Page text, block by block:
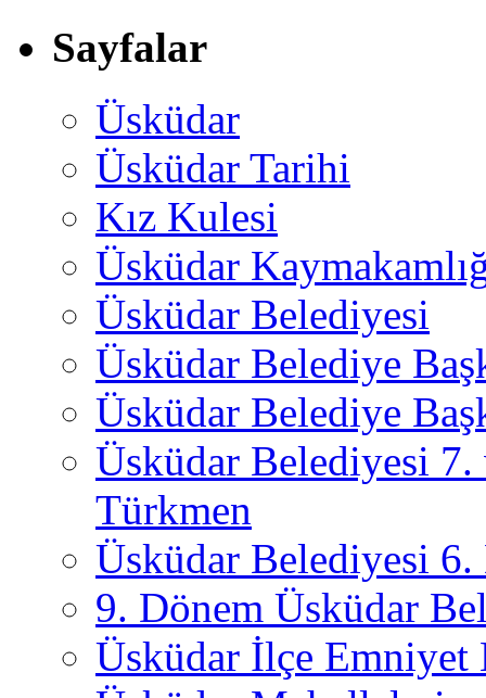
Sayfalar
Üsküdar
Üsküdar Tarihi
Kız Kulesi
Üsküdar
Üsküdar Belediyesi
Üsküdar Belediye
Üsküdar Belediye
Üsküdar Belediyesi
Türkmen
Üsküdar Belediyesi 6.
9. Dönem Üsküdar
Üsküdar İlçe